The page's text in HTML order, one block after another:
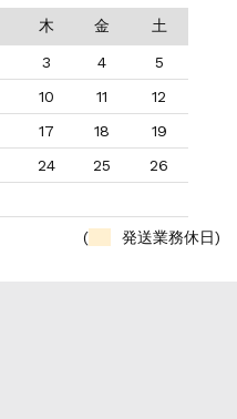
木 金 土
3 4
5
10 11
12
17 18
19
24 25
26
( 発送業務休日)